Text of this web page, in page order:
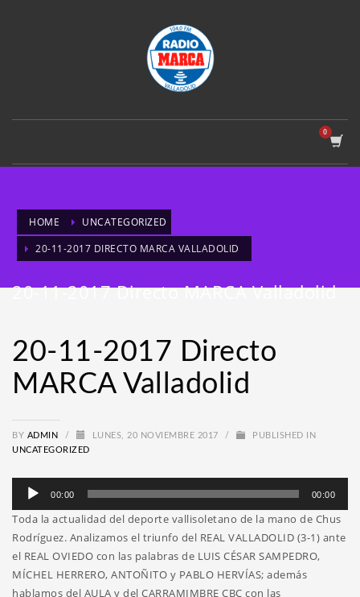
HOME
UNCATEGORIZED
20-11-2017 DIRECTO MARCA VALLADOLID
20-11-2017 Directo MARCA Valladolid
20-11-2017 Directo
MARCA Valladolid
BY ADMIN / LUNES, 20 NOVIEMBRE 2017 /
PUBLISHED IN
UNCATEGORIZED
Reproductor
audio
00:00 00:00
Toda la actualidad del deporte vallisoletano de la mano de Chus
Rodríguez. Analizamos el triunfo del REAL VALLADOLID (3-1) ante
el REAL OVIEDO con las palabras de LUIS CÉSAR SAMPEDRO,
MÍCHEL HERRERO, ANTOÑITO y PABLO HERVÍAS; además
hablamos del AULA y del CARRAMIMBRE CBC con las